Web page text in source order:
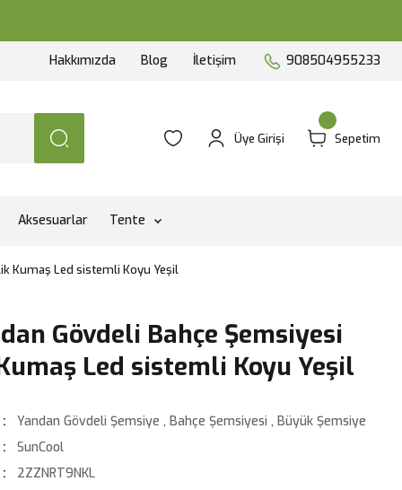
Hakkımızda Blog İletişim 908504955233
Üye Girişi Sepetim
Aksesuarlar Tente
Kumaş Led sistemli Koyu Yeşil
Gövdeli Bahçe Şemsiyesi
Led sistemli Koyu Yeşil
Yandan Gövdeli Şemsiye ,Bahçe Şemsiyesi ,Büyük Şemsiye
SunCool
2ZZNRT9NKL